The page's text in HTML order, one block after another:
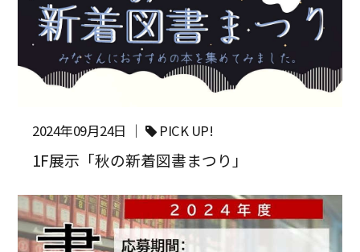
2024年09月24日 ｜ PICK UP!
1F展示「秋の新着図書まつり」